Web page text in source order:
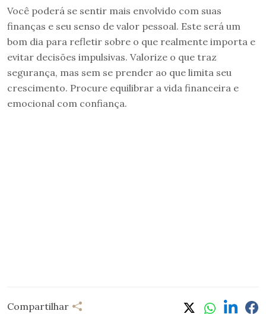
Você poderá se sentir mais envolvido com suas
finanças e seu senso de valor pessoal. Este será um
bom dia para refletir sobre o que realmente importa e
evitar decisões impulsivas. Valorize o que traz
segurança, mas sem se prender ao que limita seu
crescimento. Procure equilibrar a vida financeira e
emocional com confiança.
Compartilhar